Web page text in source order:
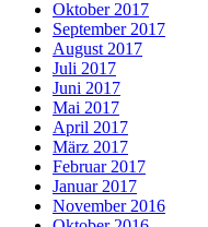
Oktober 2017
September 2017
August 2017
Juli 2017
Juni 2017
Mai 2017
April 2017
März 2017
Februar 2017
Januar 2017
November 2016